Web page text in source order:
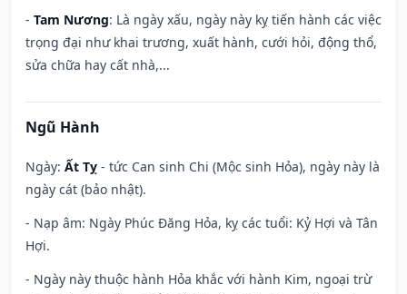
- Tam Nương: Là ngày xấu, ngày này kỵ tiến hành các việc
trọng đại như khai trương, xuất hành, cưới hỏi, động thổ,
sửa chữa hay cất nhà,...
Ngũ Hành
Ngày: Ất Tỵ - tức Can sinh Chi (Mộc sinh Hỏa), ngày này là
ngày cát (bảo nhật).
- Nạp âm: Ngày Phúc Đăng Hỏa, kỵ các tuổi: Kỷ Hợi và Tân
Hợi.
- Ngày này thuộc hành Hỏa khắc với hành Kim, ngoại trừ